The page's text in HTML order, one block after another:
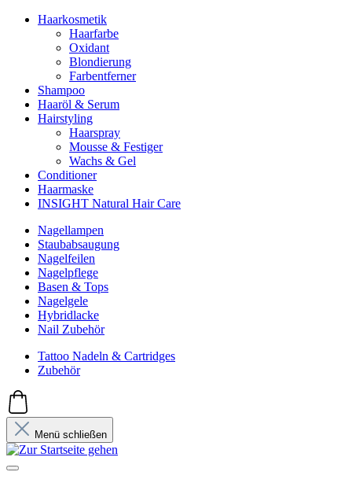
Haarkosmetik
Haarfarbe
Oxidant
Blondierung
Farbentferner
Shampoo
Haaröl & Serum
Hairstyling
Haarspray
Mousse & Festiger
Wachs & Gel
Conditioner
Haarmaske
INSIGHT Natural Hair Care
Nagellampen
Staubabsaugung
Nagelfeilen
Nagelpflege
Basen & Tops
Nagelgele
Hybridlacke
Nail Zubehör
Tattoo Nadeln & Cartridges
Zubehör
Menü schließen